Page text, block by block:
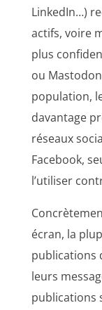
LinkedIn…)
actifs, voire
plus
ou
population,
davantage
réseaux
Facebook,
l’utiliser
écran, la
publications
leurs
publications